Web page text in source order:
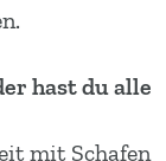
hast du alle
mit Schafen